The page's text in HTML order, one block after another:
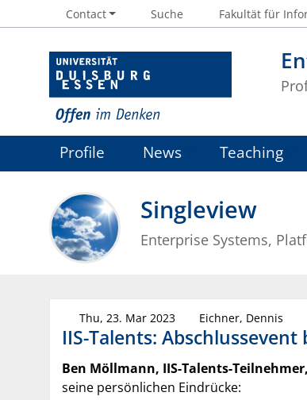
Contact Suche Fakultät für
Profile News Teaching
Singleview
Enterprise Systems,
Thu, 23. Mar 2023 Eichner, Dennis
IIS-Talents:
Ben Möllmann, IIS-Talents-Teilnehmer,
seine persönlichen Eindrücke: